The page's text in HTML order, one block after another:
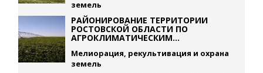
земель
РАЙОНИРОВАНИЕ ТЕРРИТОРИИ
РОСТОВСКОЙ ОБЛАСТИ ПО
АГРОКЛИМАТИЧЕСКИМ...
Мелиорация, рекультивация и охрана
земель